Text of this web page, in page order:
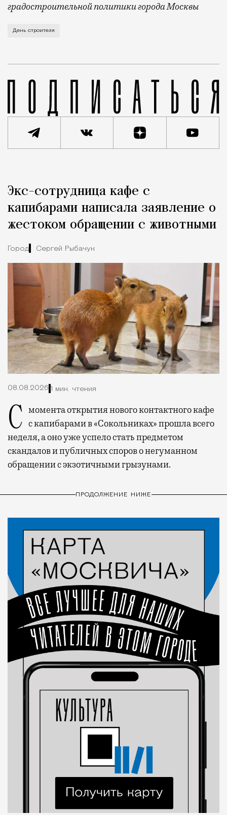
градостроительной политики города Москвы
В этом году профессиональный праздник День
День строителя
Город
Экс-сотрудница кафе с
капибарами написала заявление о
жестоком обращении с животными
Город Сергей Рыбачук
08.08.2026 1 мин. чтения
С момента открытия нового контактного кафе с капибарами в «Сокольниках» прошла всего
неделя, а оно уже успело стать предметом
скандалов и публичных споров о негуманном
обращении с экзотичными грызунами.
ПРОДОЛЖЕНИЕ НИЖЕ